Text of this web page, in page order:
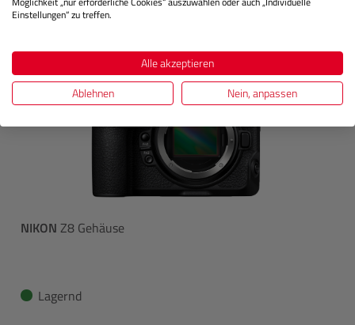
NIKON Z8 Gehäuse
Lagernd
Einstellungen“ zu treffen.
Alle akzeptieren
Ablehnen
Nein, anpassen